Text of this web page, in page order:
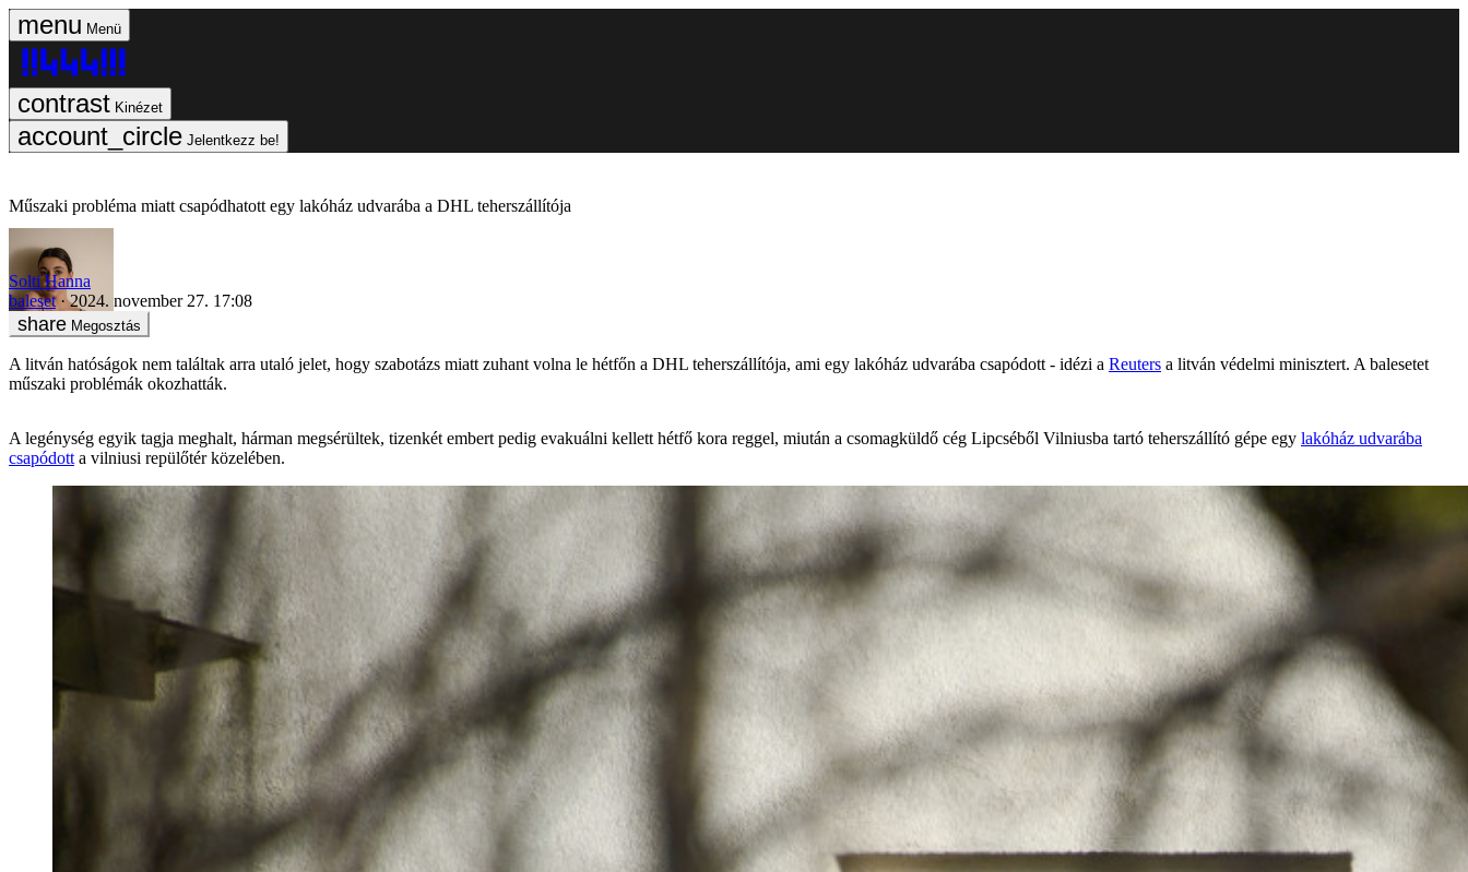
Menü
Kinézet
Jelentkezz be!
Műszaki probléma miatt csapódhatott egy lakóház udvarába a DHL teherszállítója
Solti Hanna
baleset
2024. november 27. 17:08
Megosztás
A litván hatóságok nem találtak arra utaló jelet, hogy szabotázs miatt zuhant volna le hétfőn a DHL teherszállítója, ami egy lakóház udvarába csapódott - idézi a Reuters a litván védelmi minisztert. A balesetet
műszaki problémák okozhatták.
A legénység egyik tagja meghalt, hárman megsérültek, tizenkét embert pedig evakuálni kellett hétfő kora reggel, miután a csomagküldő cég Lipcséből Vilniusba tartó teherszállító gépe egy lakóház udvarába
csapódott a vilniusi repülőtér közelében.